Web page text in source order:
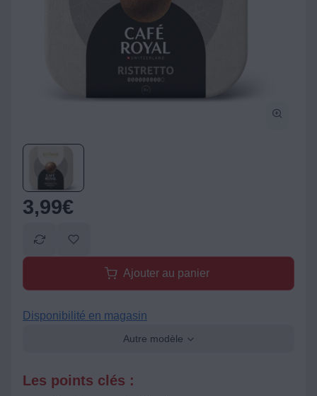
3,99€
Ajouter au panier
Disponibilité en magasin
Autre modèle
Les points clés :